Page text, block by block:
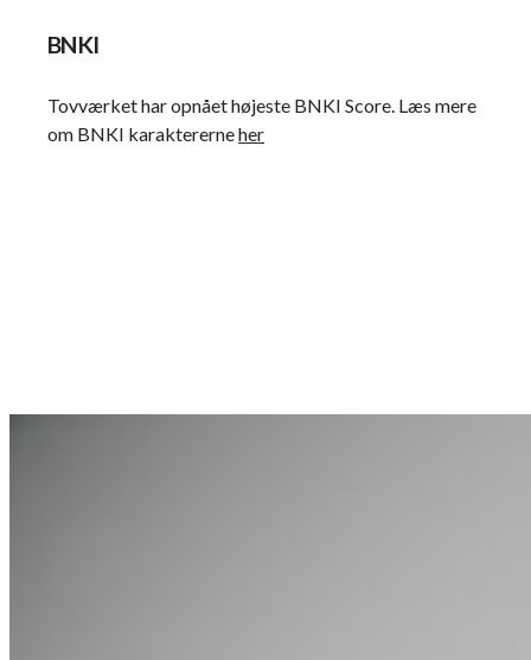
BNKI
Tovværket har opnået højeste BNKI Score. Læs mere
om BNKI karaktererneher